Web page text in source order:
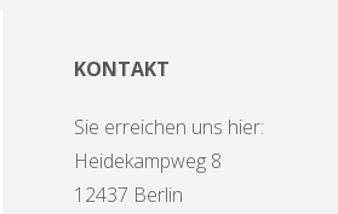
KONTAKT
Sie erreichen uns hier:
Heidekampweg 8
12437 Berlin